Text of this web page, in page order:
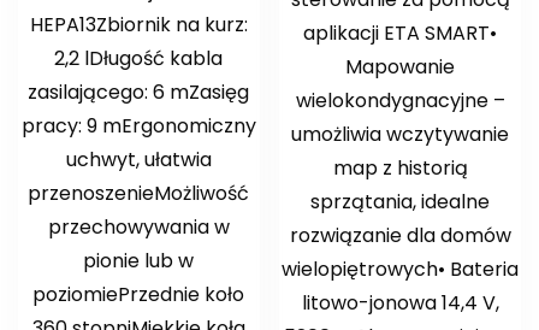
HEPA13Zbiornik na kurz:
2,2 lDługość kabla
zasilającego: 6 mZasięg
pracy: 9 mErgonomiczny
uchwyt, ułatwia
przenoszenieMożliwość
przechowywania w
pionie lub w
poziomiePrzednie koło
aplikacji ETA SMART•
Mapowanie
wielokondygnacyjne –
umożliwia wczytywanie
map z historią
sprzątania, idealne
rozwiązanie dla domów
wielopiętrowych• Bateria
litowo-jonowa 14,4 V,